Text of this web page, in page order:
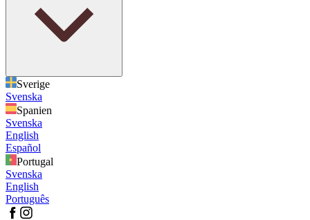
Sverige
Svenska
Spanien
Svenska
English
Español
Portugal
Svenska
English
Português